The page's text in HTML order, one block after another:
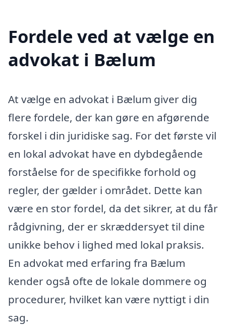
Fordele ved at vælge en
advokat i Bælum
At vælge en advokat i Bælum giver dig
flere fordele, der kan gøre en afgørende
forskel i din juridiske sag. For det første vil
en lokal advokat have en dybdegående
forståelse for de specifikke forhold og
regler, der gælder i området. Dette kan
være en stor fordel, da det sikrer, at du får
rådgivning, der er skræddersyet til dine
unikke behov i lighed med lokal praksis.
En advokat med erfaring fra Bælum
kender også ofte de lokale dommere og
procedurer, hvilket kan være nyttigt i din
sag.